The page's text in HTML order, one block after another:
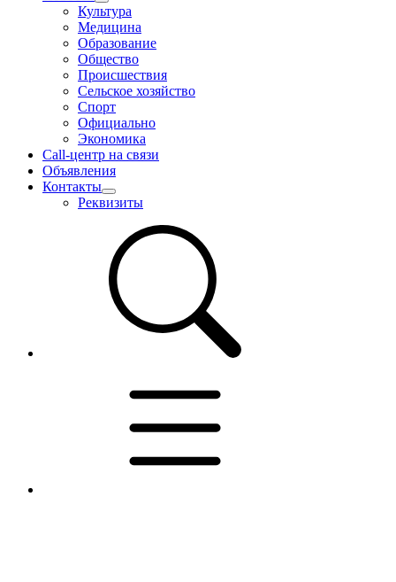
Культура
Медицина
Образование
Общество
Происшествия
Сельское хозяйство
Спорт
Официально
Экономика
Call-центр на связи
Объявления
Контакты
Реквизиты